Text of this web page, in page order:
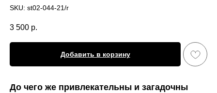
SKU: st02-044-21/r
3 500 р.
Добавить в корзину
До чего же привлекательны и загадочны